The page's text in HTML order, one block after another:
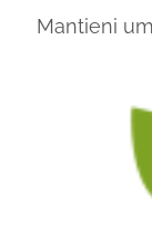
Mantieni